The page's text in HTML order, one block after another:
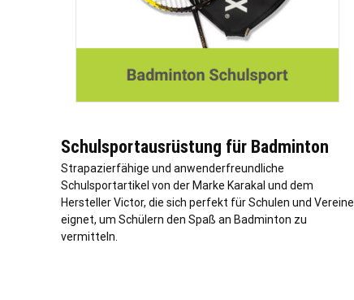
Schulsportausrüstung für Badminton
Strapazierfähige und anwenderfreundliche
Schulsportartikel von der Marke Karakal und dem
Hersteller Victor, die sich perfekt für Schulen und Vereine
eignet, um Schülern den Spaß an Badminton zu
vermitteln.